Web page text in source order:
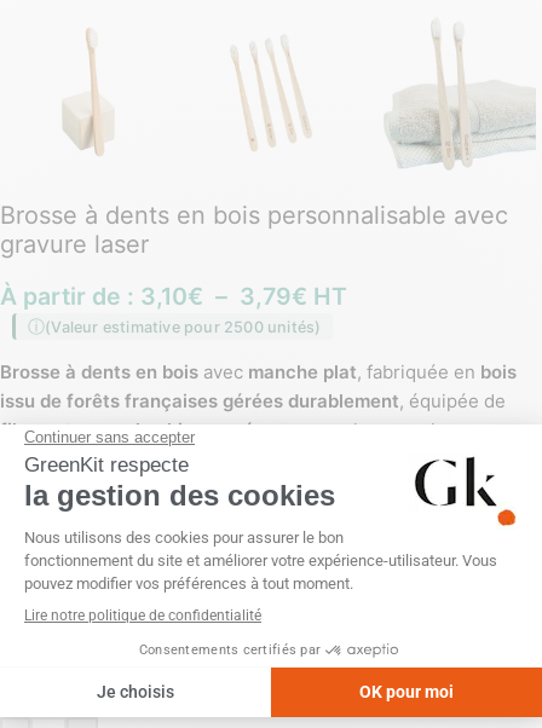
Brosse à dents en bois personnalisable avec
gravure laser
À partir de : 3,10€ – 3,79€ HT
(Valeur estimative pour 2500 unités)
Brosse à dents en bois avec manche plat, fabriquée en bois
issu de forêts françaises gérées durablement, équipée de
filaments en nylon biosourcé
extra-souples, souples ou
medium. Dimensions19 x 1,3 x 1,3 cm poids 0,008 kg.
Produitfabriqué en France, conçu pour une démarche
zéro
plastique
gravure lasersur le manche, ou disponible
personnalisation.
PERSONNALISATION
Sans personnalisation